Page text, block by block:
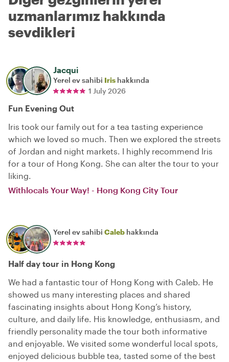
uzmanlarımız hakkında
sevdikleri
Jacqui
Yerel ev sahibi Iris hakkında
1 July 2026
Fun Evening Out
Iris took our family out for a tea tasting experience
which we loved so much. Then we explored the streets
of Jordan and night markets. I highly recommend Iris
for a tour of Hong Kong. She can alter the tour to your
liking.
Withlocals Your Way! - Hong Kong City Tour
Yerel ev sahibi Caleb hakkında
Half day tour in Hong Kong
We had a fantastic tour of Hong Kong with Caleb. He
showed us many interesting places and shared
fascinating insights about Hong Kong’s history,
culture, and daily life. His knowledge, enthusiasm, and
friendly personality made the tour both informative
and enjoyable. We visited some wonderful local spots,
enjoyed delicious bubble tea, tasted some of the best